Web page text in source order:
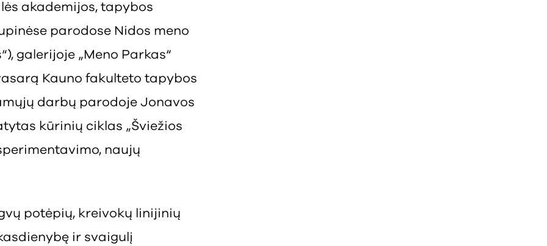
akademijos, tapybos
parodose Nidos meno
galerijoje „Meno Parkas“
Kauno fakulteto tapybos
darbų parodoje Jonavos
kūrinių ciklas „Šviežios
naujų
potėpių, kreivokų linijinių
ir svaigulį